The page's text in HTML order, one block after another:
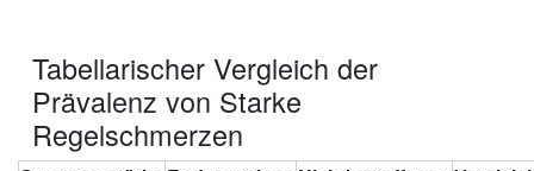
Tabellarischer Vergleich der
Prävalenz von Starke
Regelschmerzen